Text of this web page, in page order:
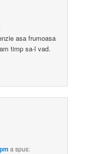
asa frumoasa
timp sa-l vad.
a spus: